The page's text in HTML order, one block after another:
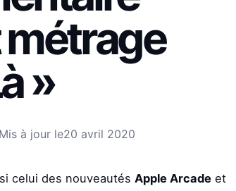
métrage
»
Mis à jour le20 avril 2020
celui des nouveautés Apple Arcadeet